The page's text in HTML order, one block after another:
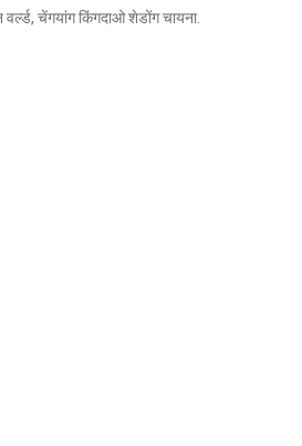
चेंगयांग किंगदाओ शेडोंग चायना.